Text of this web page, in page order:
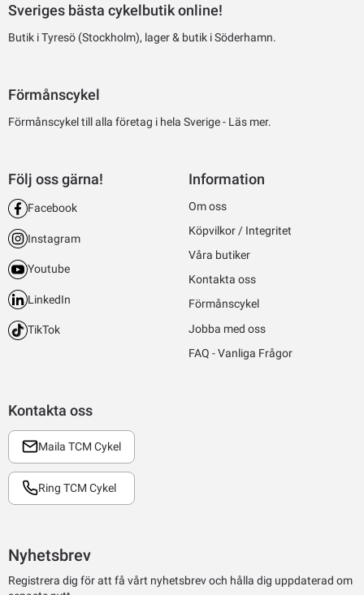
Sveriges bästa cykelbutik online!
Butik i Tyresö (Stockholm), lager & butik i Söderhamn.
Förmånscykel
Förmånscykel till alla företag i hela Sverige - Läs mer.
Kontakta oss
Maila TCM Cykel
Ring TCM Cykel
Följ oss gärna!
Facebook
Instagram
Youtube
LinkedIn
TikTok
Information
Om oss
Köpvilkor / Integritet
Våra butiker
Kontakta oss
Förmånscykel
Jobba med oss
FAQ - Vanliga Frågor
Nyhetsbrev
Registrera dig för att få vårt nyhetsbrev och hålla dig uppdaterad om